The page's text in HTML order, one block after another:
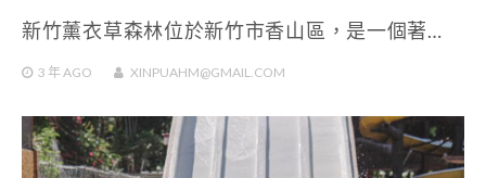
新竹薰衣草森林位於新竹市香山區，是一個著…
3 年 AGO XINPUAHM@GMAIL.COM